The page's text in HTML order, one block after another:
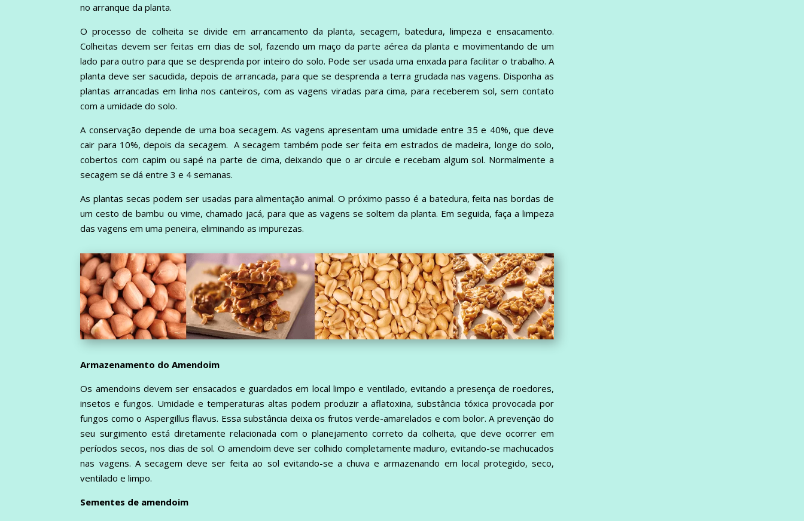
no arranque da planta.
O processo de colheita se divide em arrancamento da planta, secagem, batedura, limpeza e ensacamento.
Colheitas devem ser feitas em dias de sol, fazendo um maço da parte aérea da planta e movimentando de um
lado para outro para que se desprenda por inteiro do solo. Pode ser usada uma enxada para facilitar o trabalho. A
planta deve ser sacudida, depois de arrancada, para que se desprenda a terra grudada nas vagens. Disponha as
plantas arrancadas em linha nos canteiros, com as vagens viradas para cima, para receberem sol, sem contato
com a umidade do solo.
A conservação depende de uma boa secagem. As vagens apresentam uma umidade entre 35 e 40%, que deve
cair para 10%, depois da secagem. A secagem também pode ser feita em estrados de madeira, longe do solo,
cobertos com capim ou sapé na parte de cima, deixando que o ar circule e recebam algum sol. Normalmente a
secagem se dá entre 3 e 4 semanas.
As plantas secas podem ser usadas para alimentação animal. O próximo passo é a batedura, feita nas bordas de
um cesto de bambu ou vime, chamado jacá, para que as vagens se soltem da planta. Em seguida, faça a limpeza
das vagens em uma peneira, eliminando as impurezas.
Armazenamento do Amendoim
Os amendoins devem ser ensacados e guardados em local limpo e ventilado, evitando a presença de roedores,
insetos e fungos. Umidade e temperaturas altas podem produzir a aflatoxina, substância tóxica provocada por
fungos como o Aspergillus flavus. Essa substância deixa os frutos verde-amarelados e com bolor. A prevenção do
seu surgimento está diretamente relacionada com o planejamento correto da colheita, que deve ocorrer em
períodos secos, nos dias de sol. O amendoim deve ser colhido completamente maduro, evitando-se machucados
nas vagens. A secagem deve ser feita ao sol evitando-se a chuva e armazenando em local protegido, seco,
ventilado e limpo.
Sementes de amendoim